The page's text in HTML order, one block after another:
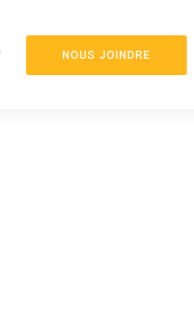
NOUS JOINDRE